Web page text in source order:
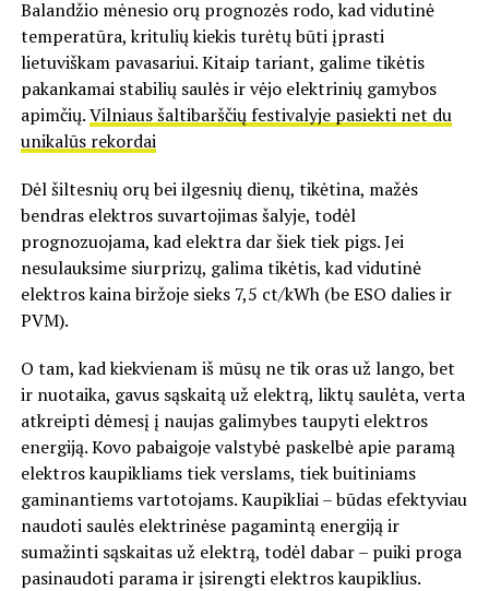
Balandžio mėnesio orų prognozės rodo, kad vidutinė
temperatūra, kritulių kiekis turėtų būti įprasti
lietuviškam pavasariui. Kitaip tariant, galime tikėtis
pakankamai stabilių saulės ir vėjo elektrinių gamybos
apimčių.Vilniaus šaltibarščių festivalyje pasiekti net du
unikalūs rekordai
Dėl šiltesnių orų bei ilgesnių dienų, tikėtina, mažės
bendras elektros suvartojimas šalyje, todėl
prognozuojama, kad elektra dar šiek tiek pigs. Jei
nesulauksime siurprizų, galima tikėtis, kad vidutinė
elektros kaina biržoje sieks 7,5 ct/kWh (be ESO dalies ir
PVM).
O tam, kad kiekvienam iš mūsų ne tik oras už lango, bet
ir nuotaika, gavus sąskaitą už elektrą, liktų saulėta, verta
atkreipti dėmesį į naujas galimybes taupyti elektros
energiją. Kovo pabaigoje valstybė paskelbė apie paramą
elektros kaupikliams tiek verslams, tiek buitiniams
gaminantiems vartotojams. Kaupikliai – būdas efektyviau
naudoti saulės elektrinėse pagamintą energiją ir
sumažinti sąskaitas už elektrą, todėl dabar – puiki proga
pasinaudoti parama ir įsirengti elektros kaupiklius.